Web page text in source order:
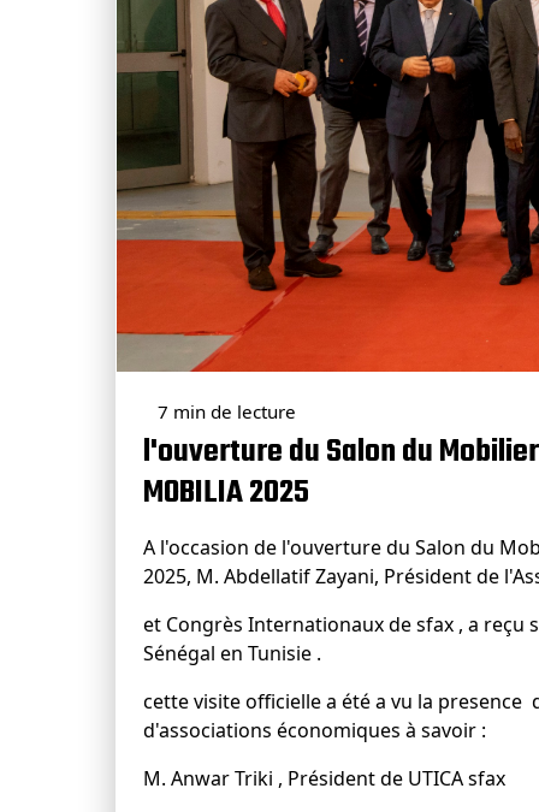
7 min de lecture
l'ouverture du Salon du
MOBILIA 2025
A l'occasion de l'ouverture du Salon du
2025, M. Abdellatif Zayani, Président de
et Congrès Internationaux de sfax , a reçu
Sénégal en Tunisie .
cette visite officielle a été a vu la
d'associations économiques à savoir :
M. Anwar Triki , Président de UTICA sfax